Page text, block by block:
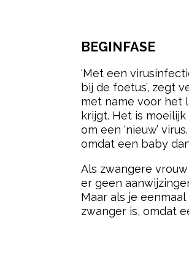
BEGINFASE
‘Met een
bij de foetus’, zegt
met name voor het
krijgt. Het is
om een ‘nieuw’
omdat een baby
Als zwangere
er geen
Maar als je
zwanger is, omdat